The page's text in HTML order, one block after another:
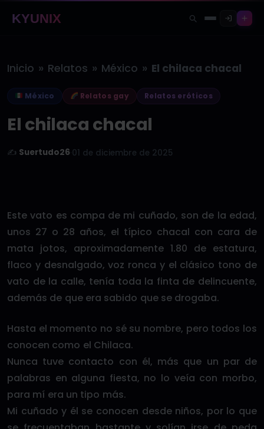
KYUNIX
Inicio » Relatos » México » El chilaca chacal
México Relatos gay Relatos eróticos
El chilaca chacal
✍️ Suertudo26 01 de diciembre de 2025
Este vato es compa de mi cuñado, son de la edad,
unos 27 o 28 años, el típico chacal con cara de
mata jotos, aproximadamente 1.80 de estatura,
flaco y desnalgado, voz ronca y el clásico tono de
vato de la calle, tenía toda la finta de delincuente,
además de que era sabido que se drogaba.
Hasta el momento no sé su nombre, pero todos los
conocen como el Chilaca.
Nunca tuve contacto con él, más que un par de
palabras en alguna fiesta, no lo veía con morbo,
para mí era un tipo más.
Mi cuñado y él se conocen desde niños, por lo que